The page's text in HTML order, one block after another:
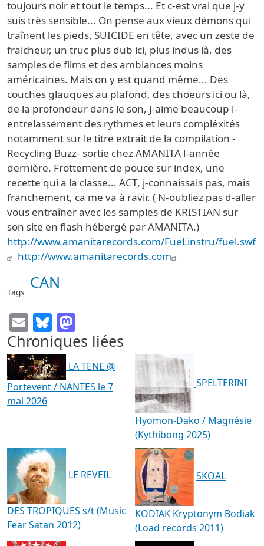
toujours noir et tout le temps... Et c-est vrai que j-y
suis très sensible... On pense aux vieux démons qui
traînent les pieds, SUICIDE en tête, avec un zeste de
fraicheur, un truc plus dub ici, plus indus là, des
samples de films et des ambiances moins
américaines. Mais on y est quand même... Des
couches glauques au plafond, des choeurs ici ou là,
de la profondeur dans le son, j-aime beaucoup l-
entrelassement des rythmes et leurs compléxités
notamment sur le titre extrait de la compilation -
Recycling Buzz- sortie chez AMANITA l-année
dernière. Frottement de pouce sur index, une
recette qui a la classe... ACT, j-connaissais pas, mais
franchement, ca me va à ravir. ( N-oubliez pas d-aller
vous entraîner avec les samples de KRISTIAN sur
son site en flash hébergé par AMANITA.)
http://www.amanitarecords.com/FueLinstru/fuel.swf
http://www.amanitarecords.com
Tags
CAN
EmailBluesky
Chroniques liées
LA TENE @
Portevent / NANTES le 7
mai 2026
SPELTERINI
Hyomon-Dako / Magnésie
(Kythibong 2025)
LE REVEIL
DES TROPIQUES s/t (Music
Fear Satan 2012)
SKOAL
KODIAK Kryptonym Bodiak
(Load records 2011)